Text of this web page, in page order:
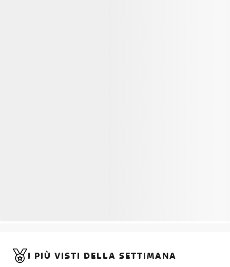
I PIÙ VISTI DELLA SETTIMANA